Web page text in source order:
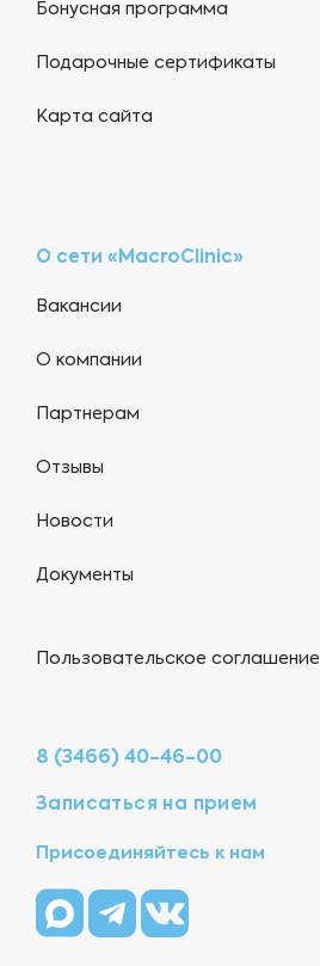
Бонусная программа
Подарочные сертификаты
Карта сайта
О сети «MacroClinic»
Вакансии
О компании
Партнерам
Отзывы
Новости
Документы
Пользовательское соглашение
8 (3466) 40-46-00
Записаться на прием
Присоединяйтесь к нам